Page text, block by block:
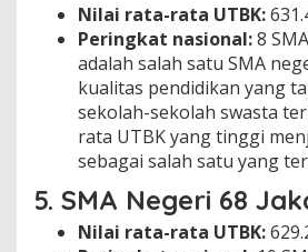
Nilai rata-rata UTBK:
Peringkat nasional:8
adalah salah satu SMA
kualitas pendidikan yang
sekolah-sekolah swasta
rata UTBK yang tinggi
sebagai salah satu yang
5. SMA Negeri 68
Nilai rata-rata UTBK: